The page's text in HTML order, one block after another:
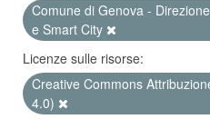
Comune di Genova -
e Smart City
Licenze sulle risorse:
Creative Commons
4.0)